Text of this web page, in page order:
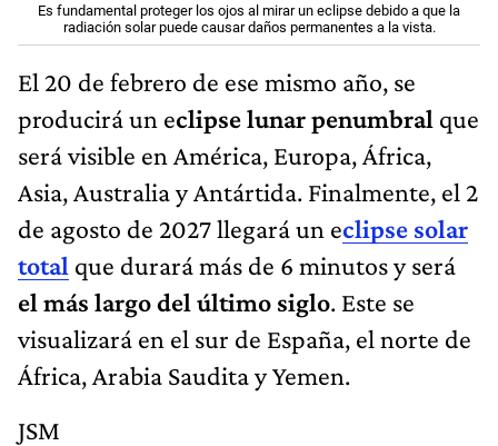
Es fundamental proteger los ojos al mirar un eclipse debido a que la
radiación solar puede causar daños permanentes a la vista.
El 20 de febrero de ese mismo año, se
producirá un eclipse lunar penumbral que
será visible en América, Europa, África,
Asia, Australia y Antártida. Finalmente, el 2
de agosto de 2027 llegará un eclipse solar
total que durará más de 6 minutos y será
el más largo del último siglo. Este se
visualizará en el sur de España, el norte de
África, Arabia Saudita y Yemen.
JSM